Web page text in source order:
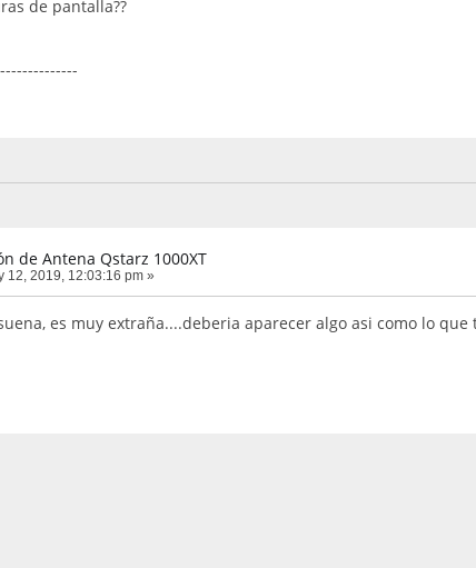
de pantalla??
de Antena Qstarz 1000XT
12, 2019, 12:03:16 pm »
es muy extraña....deberia aparecer algo asi como lo que